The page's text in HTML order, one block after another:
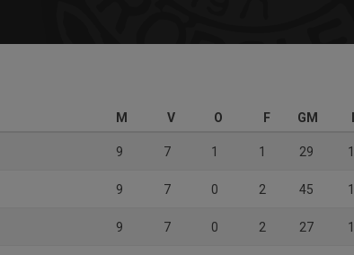
M V O F GM
9 7 1 1 29
9 7 0 2 45
9 7 0 2 27